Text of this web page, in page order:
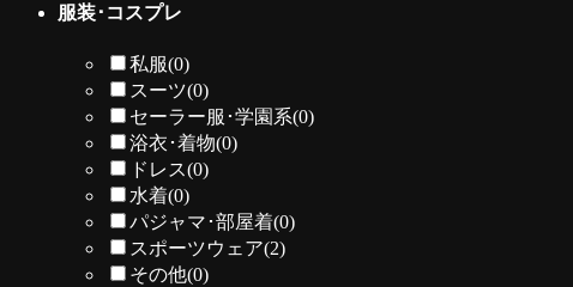
服装･コスプレ
私服(0)
スーツ(0)
セーラー服･学園系(0)
浴衣･着物(0)
ドレス(0)
水着(0)
パジャマ･部屋着(0)
スポーツウェア(2)
その他(0)